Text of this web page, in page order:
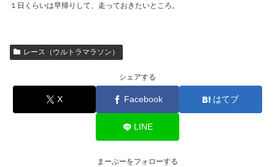
１日くらいは早帰りして、走っておきたいところ。
レース（ウルトラマラソン）
シェアする
X Facebook はてブ
LINE
まーぶーをフォローする